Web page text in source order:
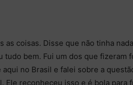
as coisas. Disse que não tinha
tudo bem. Fui um dos que fizeram
no Brasil e falei sobre a
Ele reconheceu isso e é bola para